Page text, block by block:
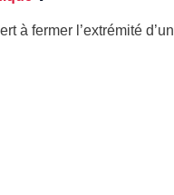
ert à fermer l’extrémité d’un